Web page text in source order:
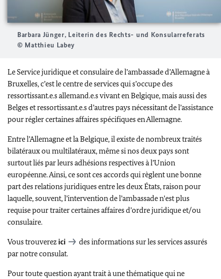
Barbara Jünger, Leiterin des Rechts- und Konsularreferats
© Matthieu Labey
Le Service juridique et consulaire de l’ambassade d’Allemagne à
Bruxelles, c’est le centre de services qui s’occupe des
ressortissant.e.s allemand.e.s vivant en Belgique, mais aussi des
Belges et ressortissant.e.s d’autres pays nécessitant de l’assistance
pour régler certaines affaires spécifiques en Allemagne.
Entre l’Allemagne et la Belgique, il existe de nombreux traités
bilatéraux ou multilatéraux, même si nos deux pays sont
surtout liés par leurs adhésions respectives à l’Union
européenne. Ainsi, ce sont ces accords qui règlent une bonne
part des relations juridiques entre les deux États, raison pour
laquelle, souvent, l’intervention de l’ambassade n'est plus
requise pour traiter certaines affaires d’ordre juridique et/ou
consulaire.
Vous trouverez ici
des informations sur les services assurés
par notre consulat.
Pour toute question ayant trait à une thématique qui ne